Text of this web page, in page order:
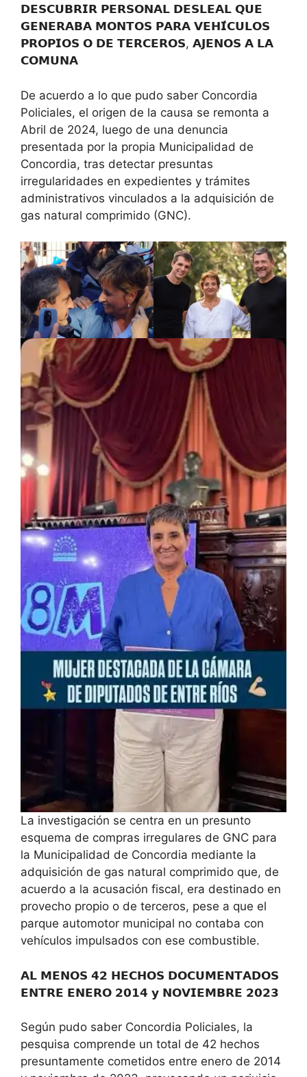
𝗗𝗘𝗦𝗖𝗨𝗕𝗥𝗜𝗥 𝗣𝗘𝗥𝗦𝗢𝗡𝗔𝗟 𝗗𝗘𝗦𝗟𝗘𝗔𝗟 𝗤𝗨𝗘
𝗚𝗘𝗡𝗘𝗥𝗔𝗕𝗔 𝗠𝗢𝗡𝗧𝗢𝗦 𝗣𝗔𝗥𝗔 𝗩𝗘𝗛𝗜́𝗖𝗨𝗟𝗢𝗦
𝗣𝗥𝗢𝗣𝗜𝗢𝗦 𝗢 𝗗𝗘 𝗧𝗘𝗥𝗖𝗘𝗥𝗢𝗦, 𝗔𝗝𝗘𝗡𝗢𝗦 𝗔 𝗟𝗔
𝗖𝗢𝗠𝗨𝗡𝗔
De acuerdo a lo que pudo saber Concordia
Policiales, el origen de la causa se remonta a
Abril de 2024, luego de una denuncia
presentada por la propia Municipalidad de
Concordia, tras detectar presuntas
irregularidades en expedientes y trámites
administrativos vinculados a la adquisición de
gas natural comprimido (GNC).
La investigación se centra en un presunto
esquema de compras irregulares de GNC para
la Municipalidad de Concordia mediante la
adquisición de gas natural comprimido que, de
acuerdo a la acusación fiscal, era destinado en
provecho propio o de terceros, pese a que el
parque automotor municipal no contaba con
vehículos impulsados con ese combustible.
𝗔𝗟 𝗠𝗘𝗡𝗢𝗦 𝟰𝟮 𝗛𝗘𝗖𝗛𝗢𝗦 𝗗𝗢𝗖𝗨𝗠𝗘𝗡𝗧𝗔𝗗𝗢𝗦
𝗘𝗡𝗧𝗥𝗘 𝗘𝗡𝗘𝗥𝗢 𝟮𝟬𝟭𝟰 𝘆 𝗡𝗢𝗩𝗜𝗘𝗠𝗕𝗥𝗘 𝟮𝟬𝟮𝟯
Según pudo saber Concordia Policiales, la
pesquisa comprende un total de 42 hechos
presuntamente cometidos entre enero de 2014